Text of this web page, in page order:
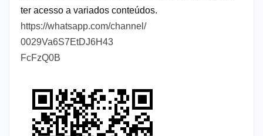
ter acesso a variados conteúdos.
https://whatsapp.com/channel/
0029Va6S7EtDJ6H43
FcFzQ0B